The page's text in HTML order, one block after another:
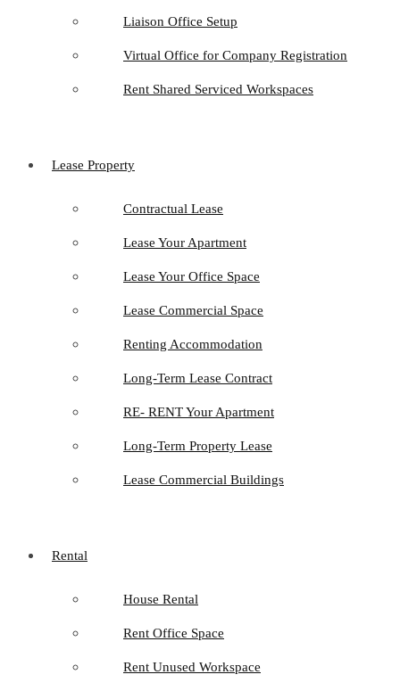
Liaison Office Setup
Virtual Office for Company Registration
Rent Shared Serviced Workspaces
Lease Property
Contractual Lease
Lease Your Apartment
Lease Your Office Space
Lease Commercial Space
Renting Accommodation
Long-Term Lease Contract
RE- RENT Your Apartment
Long-Term Property Lease
Lease Commercial Buildings
Rental
House Rental
Rent Office Space
Rent Unused Workspace